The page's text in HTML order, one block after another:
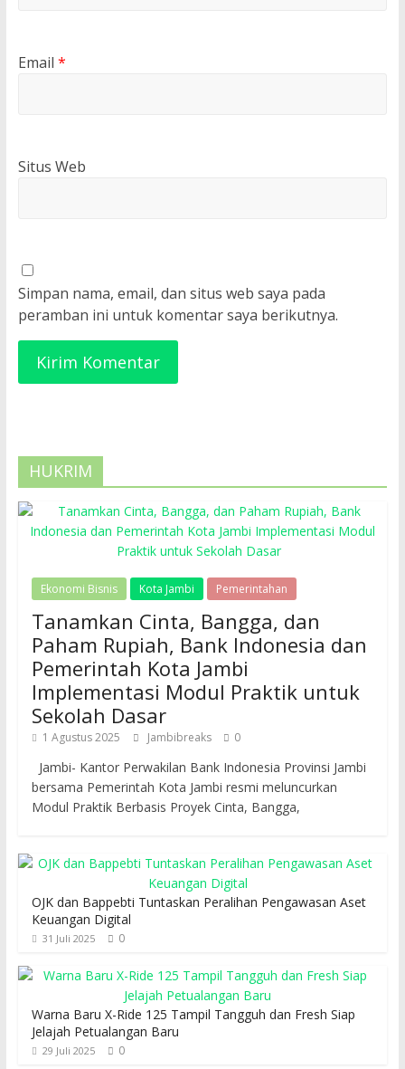
Email *
Situs Web
Simpan nama, email, dan situs web saya pada
peramban ini untuk komentar saya berikutnya.
HUKRIM
Ekonomi Bisnis Kota Jambi Pemerintahan
Tanamkan Cinta, Bangga, dan
Paham Rupiah, Bank Indonesia dan
Pemerintah Kota Jambi
Implementasi Modul Praktik untuk
Sekolah Dasar
1 Agustus 2025 Jambibreaks 0
Jambi- Kantor Perwakilan Bank Indonesia Provinsi Jambi
bersama Pemerintah Kota Jambi resmi meluncurkan
Modul Praktik Berbasis Proyek Cinta, Bangga,
OJK dan Bappebti Tuntaskan Peralihan Pengawasan Aset
Keuangan Digital
31 Juli 2025 0
Warna Baru X-Ride 125 Tampil Tangguh dan Fresh Siap
Jelajah Petualangan Baru
29 Juli 2025 0